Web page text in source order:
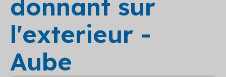
donnant sur
l'exterieur -
Aube